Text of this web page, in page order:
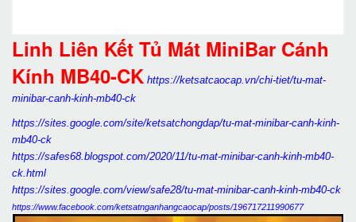
Linh Liên Kết Tủ Mát MiniBar Cánh
Kính MB40-CK https://ketsatcaocap.vn/chi-tiet/tu-mat-
minibar-canh-kinh-mb40-ck
https://sites.google.com/site/ketsatchongdap/tu-mat-minibar-canh-kinh-
mb40-ck
https://safes68.blogspot.com/2020/11/tu-mat-minibar-canh-kinh-mb40-
ck.html
https://sites.google.com/view/safe28/tu-mat-minibar-canh-kinh-mb40-ck
https://www.facebook.com/ketsatnganhangcaocap/posts/196717211990677